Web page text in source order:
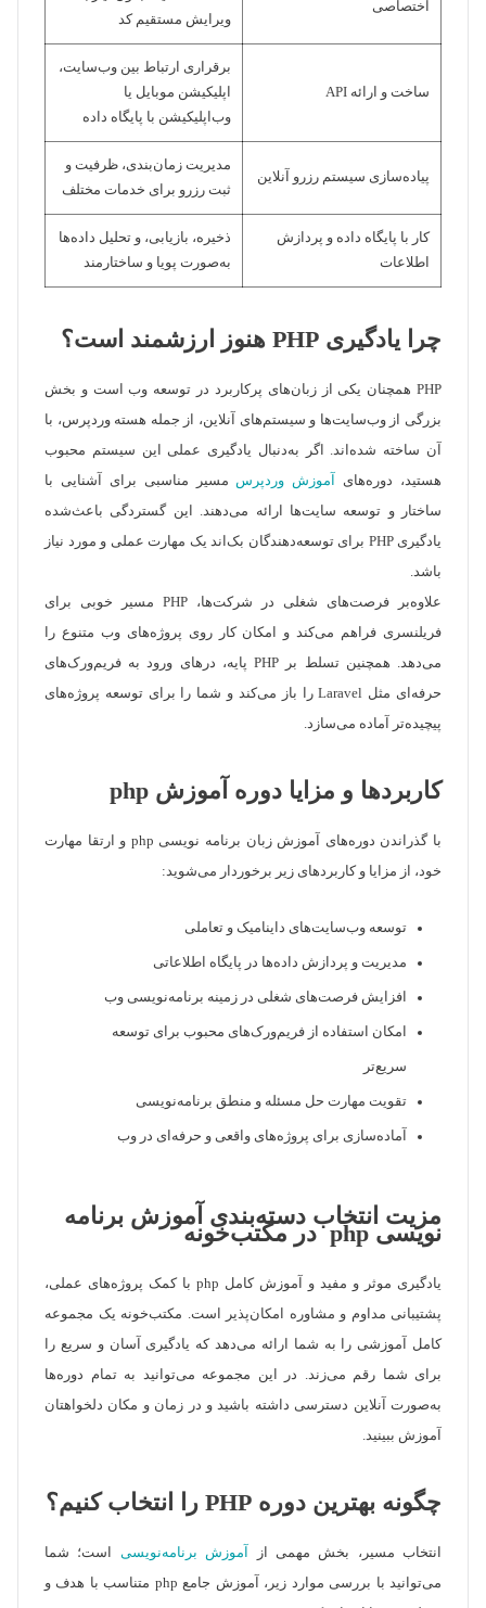
اختصاصی
ویرایش مستقیم کد
ساخت و ارائه API
برقراری ارتباط بین وب‌سایت،
اپلیکیشن موبایل یا
وب‌اپلیکیشن با پایگاه داده
پیاده‌سازی سیستم رزرو آنلاین
مدیریت زمان‌بندی، ظرفیت و
ثبت رزرو برای خدمات مختلف
کار با پایگاه داده و پردازش
اطلاعات
ذخیره، بازیابی، و تحلیل داده‌ها
به‌صورت پویا و ساختارمند
چرا یادگیری PHP هنوز ارزشمند است؟
PHP همچنان یکی از زبان‌های پرکاربرد در توسعه وب است و بخش
بزرگی از وب‌سایت‌ها و سیستم‌های آنلاین، از جمله هسته وردپرس، با
آن ساخته شده‌اند. اگر به‌دنبال یادگیری عملی این سیستم محبوب
هستید، دوره‌های
آموزش وردپرس مسیر مناسبی برای آشنایی با
ساختار و توسعه سایت‌ها ارائه می‌دهند. این گستردگی باعث‌شده
یادگیری PHP برای توسعه‌دهندگان بک‌اند یک مهارت عملی و مورد نیاز
باشد.
علاوه‌بر فرصت‌های شغلی در شرکت‌ها، PHP مسیر خوبی برای
فریلنسری فراهم می‌کند و امکان کار روی پروژه‌های وب متنوع را
می‌دهد. همچنین تسلط بر PHP پایه، درهای ورود به فریم‌ورک‌های
حرفه‌ای مثل Laravel را باز می‌کند و شما را برای توسعه پروژه‌های
پیچیده‌تر آماده می‌سازد.
کاربردها و مزایا دوره آموزش php
با گذراندن دوره‌های آموزش زبان برنامه نویسی php و ارتقا مهارت
خود، از مزایا و کاربردهای زیر برخوردار می‌شوید:
توسعه وب‌سایت‌های داینامیک و تعاملی
مدیریت و پردازش داده‌ها در پایگاه اطلاعاتی
افزایش فرصت‌های شغلی در زمینه برنامه‌نویسی وب
امکان استفاده از فریم‌ورک‌های محبوب برای توسعه
سریع‌تر
تقویت مهارت حل مسئله و منطق برنامه‌نویسی
آماده‌سازی برای پروژه‌های واقعی و حرفه‌ای در وب
مزیت انتخاب دسته‌بندی آموزش برنامه
نویسی php در مکتب‌خونه
یادگیری موثر و مفید و آموزش کامل php با کمک پروژه‌های عملی،
پشتیبانی مداوم و مشاوره امکان‌پذیر است. مکتب‌خونه یک مجموعه
کامل آموزشی را به شما ارائه می‌دهد که یادگیری آسان و سریع را
برای شما رقم می‌زند. در این مجموعه می‌توانید به تمام دوره‌ها
به‌صورت آنلاین دسترسی داشته باشید و در زمان و مکان دلخواهتان
آموزش ببینید.
چگونه بهترین دوره PHP را انتخاب کنیم؟
انتخاب مسیر، بخش مهمی از آموزش برنامه‌نویسی است؛ شما
می‌توانید با بررسی موارد زیر، آموزش جامع php متناسب با هدف و